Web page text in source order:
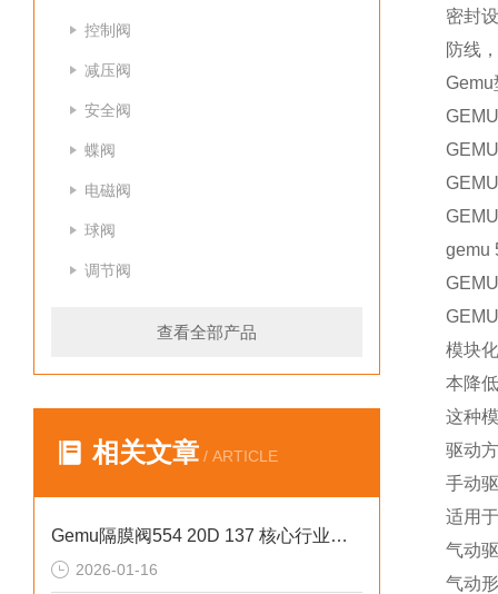
控制阀
减压阀
安全阀
蝶阀
电磁阀
球阀
调节阀
查看全部产品
相关文章 / ARTICLE
Gemu隔膜阀554 20D 137 核心行业应用
2026-01-16
密封
防线
Gemu
gemu
模块
本降
这种
驱动
手动
适用
气动
气动